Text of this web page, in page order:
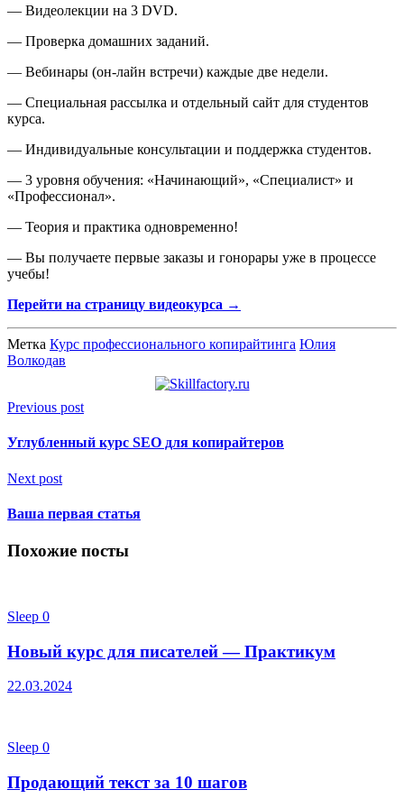
— Видеолекции на 3 DVD.
— Проверка домашних заданий.
— Вебинары (он-лайн встречи) каждые две недели.
— Специальная рассылка и отдельный сайт для студентов
курса.
— Индивидуальные консультации и поддержка студентов.
— 3 уровня обучения: «Начинающий», «Специалист» и
«Профессионал».
— Теория и практика одновременно!
— Вы получаете первые заказы и гонорары уже в процессе
учебы!
Перейти на страницу видеокурса →
Метка Курс профессионального копирайтинга Юлия
Волкодав
Previous post
Углубленный курс SEO для копирайтеров
Next post
Ваша первая статья
Похожие посты
Sleep 0
Новый курс для писателей — Практикум
22.03.2024
Sleep 0
Продающий текст за 10 шагов